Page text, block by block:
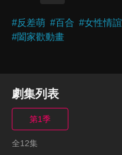
#反差萌 #百合 #女性情誼
#闔家歡動畫
劇集列表
第1季
全12集